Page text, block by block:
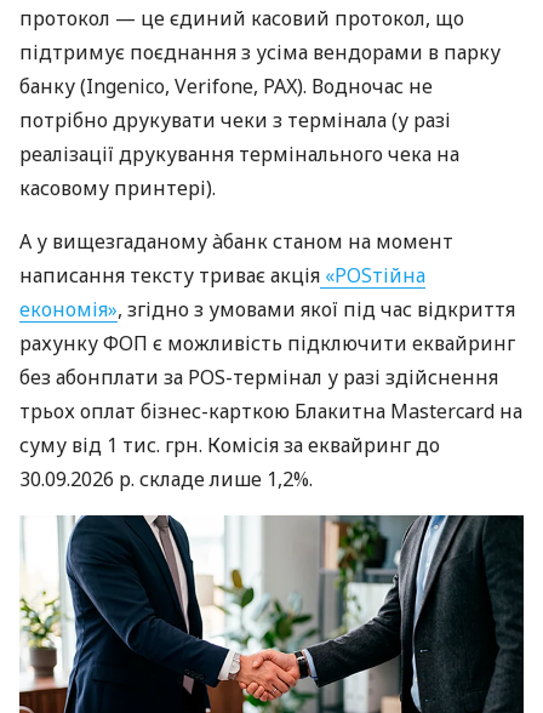
протокол — це єдиний касовий протокол, що
підтримує поєднання з усіма вендорами в парку
банку (Ingenico, Verifone, PAX). Водночас не
потрібно друкувати чеки з термінала (у разі
реалізації друкування термінального чека на
касовому принтері).
А у вищезгаданому àбанк станом на момент
написання тексту триває акція «POSтійна
економія», згідно з умовами якої під час відкриття
рахунку ФОП є можливість підключити еквайринг
без абонплати за POS-термінал у разі здійснення
трьох оплат бізнес-карткою Блакитна Mastercard на
суму від 1 тис. грн. Комісія за еквайринг до
30.09.2026 р. складе лише 1,2%.